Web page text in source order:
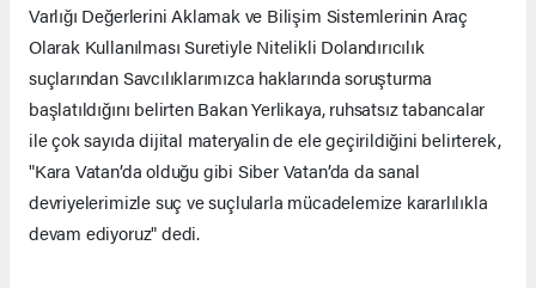
Varlığı Değerlerini Aklamak ve Bilişim Sistemlerinin Araç
Olarak Kullanılması Suretiyle Nitelikli Dolandırıcılık
suçlarından Savcılıklarımızca haklarında soruşturma
başlatıldığını belirten Bakan Yerlikaya, ruhsatsız tabancalar
ile çok sayıda dijital materyalin de ele geçirildiğini belirterek,
"Kara Vatan’da olduğu gibi Siber Vatan’da da sanal
devriyelerimizle suç ve suçlularla mücadelemize kararlılıkla
devam ediyoruz" dedi.